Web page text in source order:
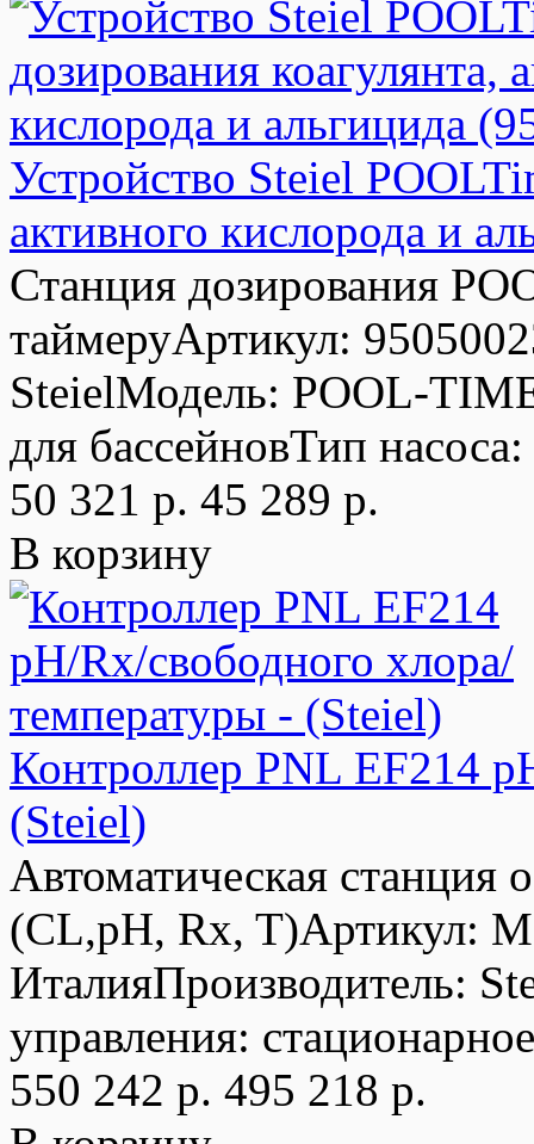
Устройство Steiel
активного кислорода и
Станция дозирования
таймеруАртикул:
SteielМодель: POOL-
для бассейновТип
50 321 р. 45 289 р.
В корзину
Контроллер PNL EF214
(Steiel)
Автоматическая
(CL,pH, Rx, T)Артикул:
ИталияПроизводитель:
управления:
550 242 р. 495 218 р.